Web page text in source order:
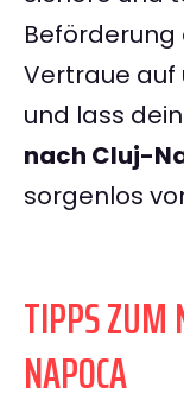
Beförderung
Vertraue auf
und lass
nach Cluj-
sorgenlos
TIPPS ZUM
NAPOCA